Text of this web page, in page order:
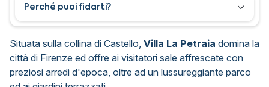
Situata sulla collina di Castello, Villa La Petraia domina la
città di Firenze ed offre ai visitatori sale affrescate con
preziosi arredi d'epoca, oltre ad un lussureggiante parco
Perché puoi fidarti?